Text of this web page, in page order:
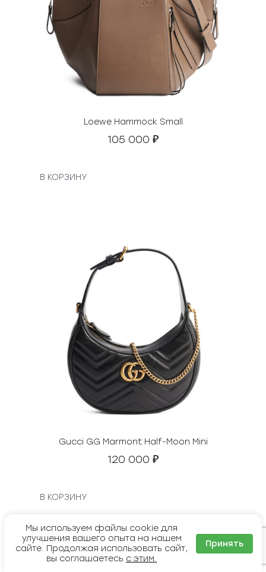
Loewe Hammock Small
105 000 ₽
В КОРЗИНУ
Gucci GG Marmont Half-Moon Mini
120 000 ₽
В КОРЗИНУ
Мы используем файлы cookie для
улучшения вашего опыта на нашем
сайте. Продолжая использовать сайт,
вы соглашаетесь с этим.
Принять